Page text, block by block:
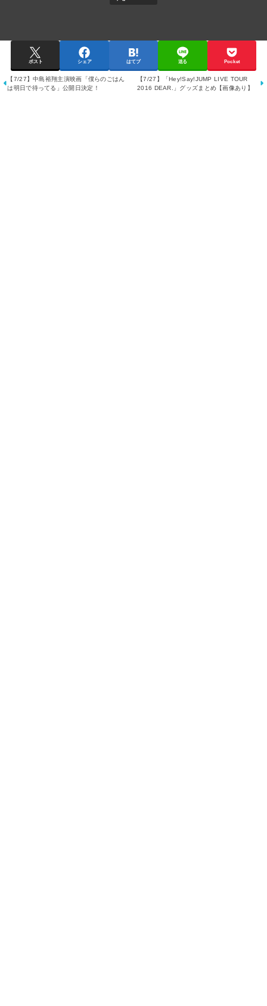
ポスト シェア はてブ 送る Pocket
【7/27】中島裕翔主演映画「僕らのごはん
は明日で待ってる」公開日決定！
【7/27】「Hey!Say!JUMP LIVE TOUR
2016 DEAR.」グッズまとめ【画像あり】